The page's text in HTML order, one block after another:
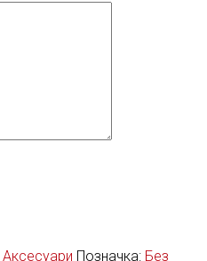
Аксесуари Позначка: Без